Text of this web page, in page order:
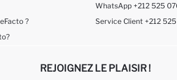
?
WhatsApp +212 525
Service Client +212
REJOIGNEZ LE PLAISIR !